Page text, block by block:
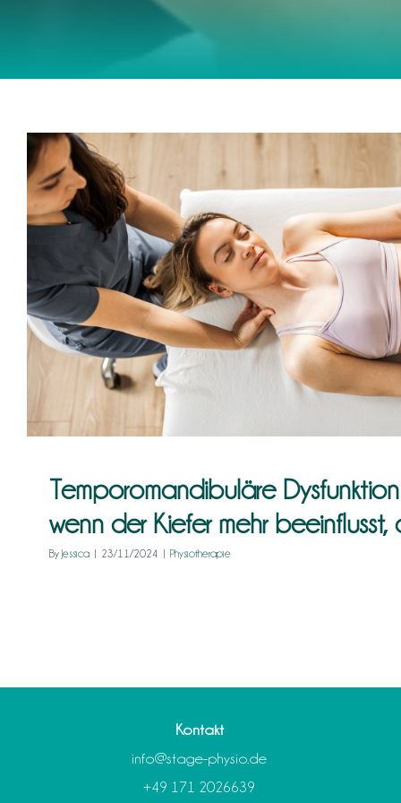
Temporomandibuläre Dysfunktion
der Kiefer mehr beeinflusst, als
Physiotherapie
Temporomandibuläre
wenn der Kiefer mehr beeinflusst,
By Jessica | 23/11/2024 | Physiotherapie
Kontakt
info@stage-physio.de
+49 171 2026639